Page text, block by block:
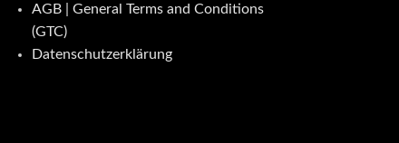
AGB | General Terms and Conditions
(GTC)
Datenschutzerklärung